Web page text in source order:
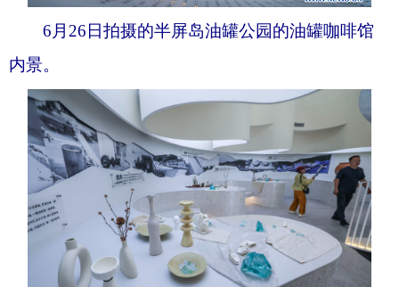
6月26日拍摄的半屏岛油罐公园的油罐咖啡馆
内景。